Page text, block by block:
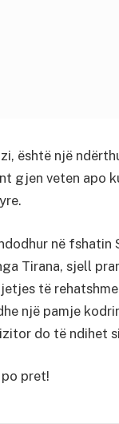
është një
gjen veten apo
në
Tirana, sjell
të
një pamje
do të ndihet
pret!